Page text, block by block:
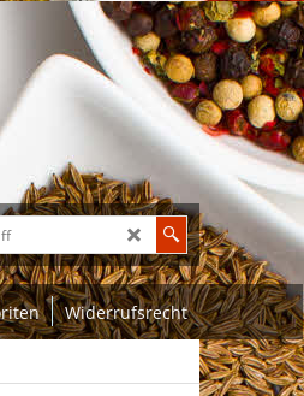
Widerrufsrecht